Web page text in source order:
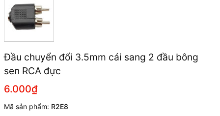
Đầu chuyển đổi 3.5mm cái sang 2 đầu bông
sen RCA đực
6.000₫
Mã sản phẩm: R2E8